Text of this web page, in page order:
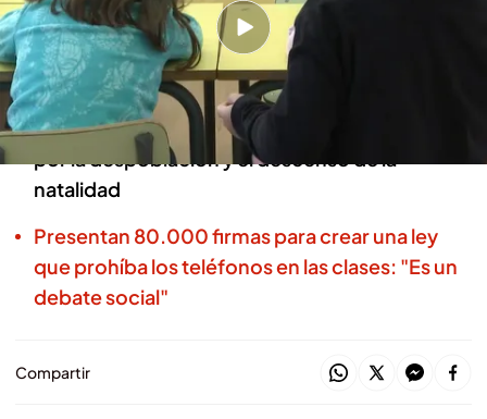
El centro con 40 años de historia ya no podía
hacer frente al pago de los profesores
Hay 230 alumnos, pero cada vez son menos
por la despoblación y el descenso de la
natalidad
Presentan 80.000 firmas para crear una ley
que prohíba los teléfonos en las clases: "Es un
debate social"
Compartir